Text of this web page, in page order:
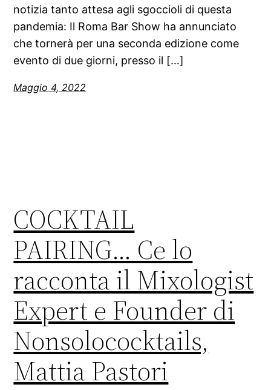
notizia tanto attesa agli sgoccioli di questa
pandemia: Il Roma Bar Show ha annunciato
che tornerà per una seconda edizione come
evento di due giorni, presso il […]
Maggio 4, 2022
COCKTAIL
PAIRING… Ce lo
racconta il Mixologist
Expert e Founder di
Nonsolococktails,
Mattia Pastori